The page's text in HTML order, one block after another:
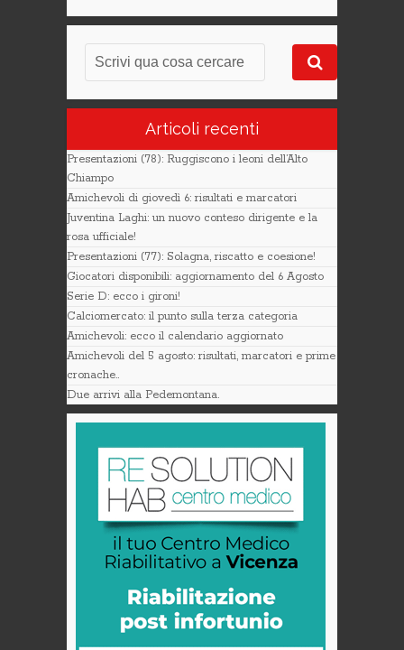
Articoli recenti
Presentazioni (78): Ruggiscono i leoni dell’Alto
Chiampo
Amichevoli di giovedì 6: risultati e marcatori
Juventina Laghi: un nuovo conteso dirigente e la
rosa ufficiale!
Presentazioni (77): Solagna, riscatto e coesione!
Giocatori disponibili: aggiornamento del 6 Agosto
Serie D: ecco i gironi!
Calciomercato: il punto sulla terza categoria
Amichevoli: ecco il calendario aggiornato
Amichevoli del 5 agosto: risultati, marcatori e prime
cronache..
Due arrivi alla Pedemontana.